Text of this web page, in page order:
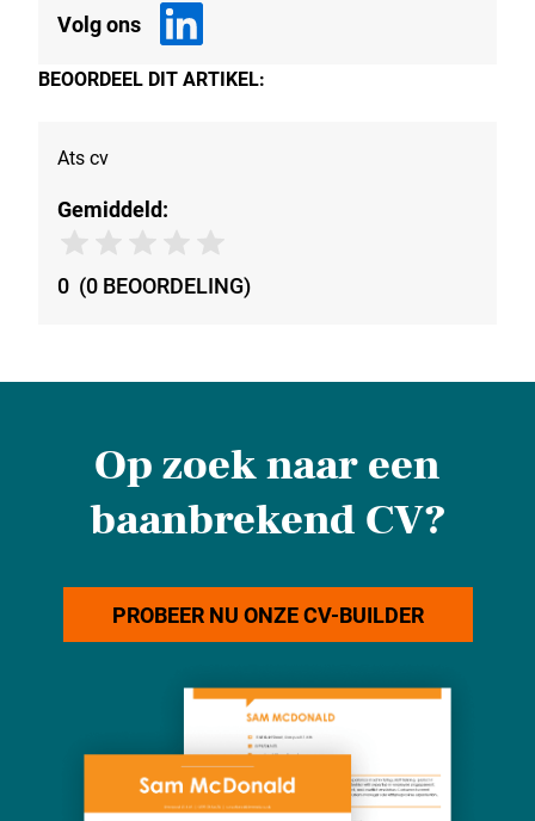
Volg ons
BEOORDEEL DIT ARTIKEL:
Ats cv
Gemiddeld:
0 (0 BEOORDELING)
Op zoek naar een
baanbrekend CV?
PROBEER NU ONZE CV-BUILDER